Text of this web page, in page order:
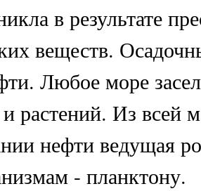
в результате
веществ.
Любое море
растений. Из всей
нефти ведущая
- планктону.